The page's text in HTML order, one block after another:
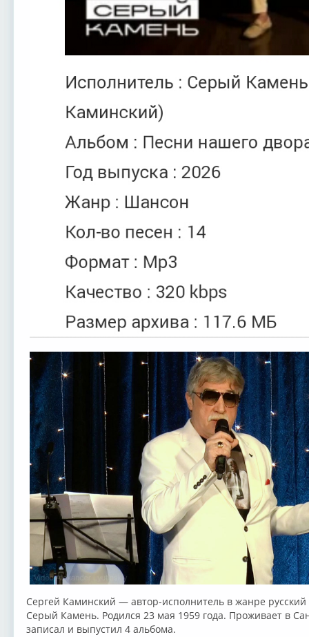
Сергей Каминский — автор-исполнитель в жанре
Серый Камень. Родился 23 мая 1959 года. Проживает в
записал и выпустил 4 альбома.